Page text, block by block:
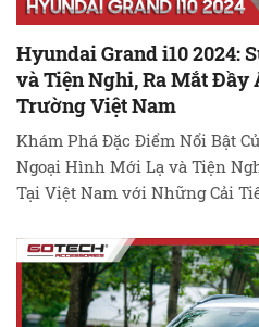
Hyundai Grand i10 2024:
và Tiện Nghi, Ra Mắt Đầy
Trường Việt Nam
Khám Phá Đặc Điểm Nổi Bật
Ngoại Hình Mới Lạ và Tiện
Tại Việt Nam với Những Cải
Phiên Bản Thể Thao N Line